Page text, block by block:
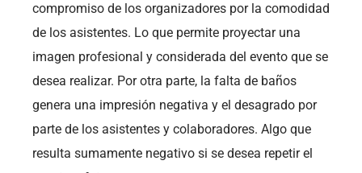
compromiso de los organizadores por la comodidad
de los asistentes. Lo que permite proyectar una
imagen profesional y considerada del evento que se
desea realizar. Por otra parte, la falta de baños
genera una impresión negativa y el desagrado por
parte de los asistentes y colaboradores. Algo que
resulta sumamente negativo si se desea repetir el